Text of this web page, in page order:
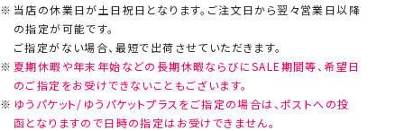
当店の休業日が土日祝日となります。ご注文日から翌々営業日以降
の指定が可能です。
ご指定がない場合、最短で出荷させていただきます。
夏期休暇や年末年始などの長期休暇ならびにSALE期間等、希望日
のご指定をお受けできないこともございます。
ゆうパケット/ゆうパケットプラスをご指定の場合は、ポストへの投
函となりますので日時の指定はお受けできません。